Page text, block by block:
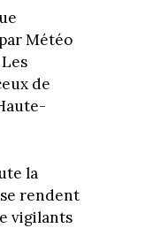
Météo
de
la
rendent
vigilants